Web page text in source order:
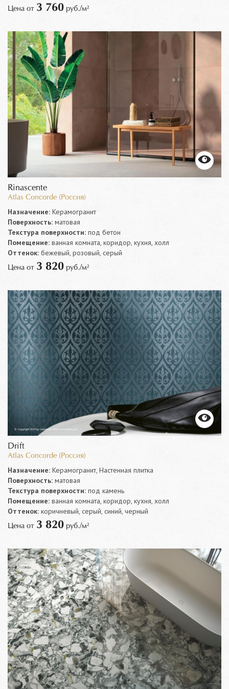
Цена от 3 760 руб./м²
Rinascente
Atlas Concorde (Россия)
Назначение: Керамогранит
Поверхность: матовая
Текстура поверхности: под бетон
Помещение: ванная комната, коридор, кухня, холл
Оттенок: бежевый, розовый, серый
Цена от 3 820 руб./м²
Drift
Atlas Concorde (Россия)
Назначение: Керамогранит, Настенная плитка
Поверхность: матовая
Текстура поверхности: под камень
Помещение: ванная комната, коридор, кухня, холл
Оттенок: коричневый, серый, синий, черный
Цена от 3 820 руб./м²